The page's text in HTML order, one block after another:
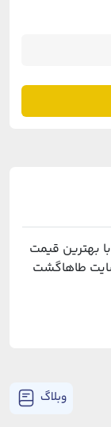
بهترین قیمت
سایت طاهاگشت
وبلاگ